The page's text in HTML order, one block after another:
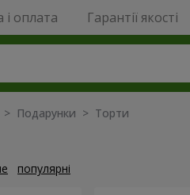
і оплата Гарантії якості
> Подарунки > Торти
популярні